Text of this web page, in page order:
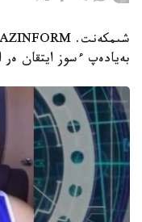
بەيادەپ ءسوز ايتقان ەر ادام 10 تاۋلىككە